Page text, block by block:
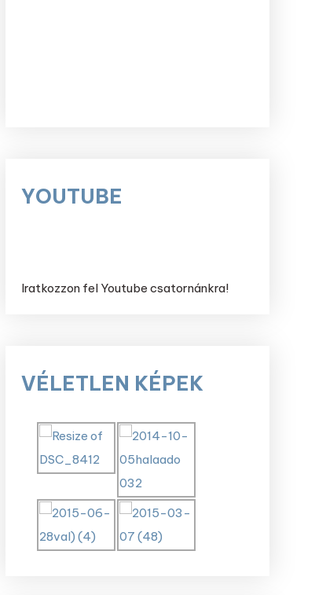
YOUTUBE
Iratkozzon fel Youtube csatornánkra!
VÉLETLEN KÉPEK